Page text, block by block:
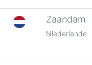
Zaandam
Niederlande